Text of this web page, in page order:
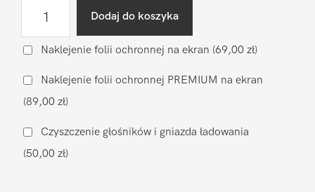
wyświetlacza
zamiennik
Oled
Xiaomi
Redmi
Dodaj do koszyka
Naklejenie folii ochronnej na ekran (69,00 zł)
Naklejenie folii ochronnej PREMIUM na ekran
(89,00 zł)
Czyszczenie głośników i gniazda ładowania
(50,00 zł)